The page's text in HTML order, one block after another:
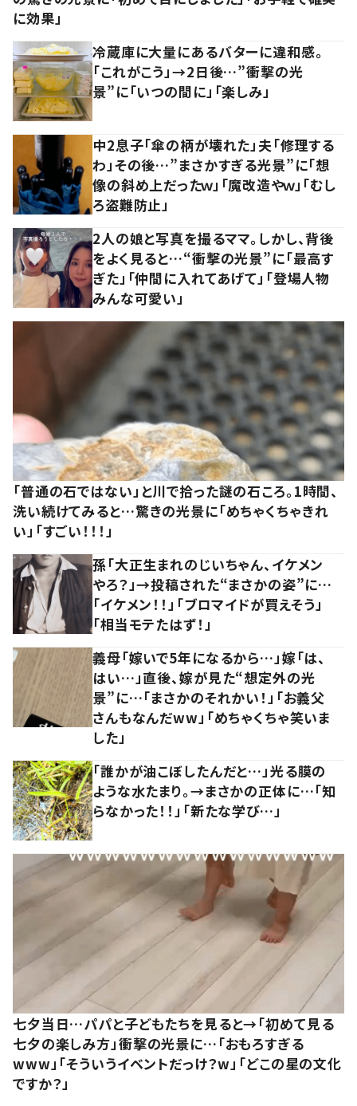
に効果」
冷蔵庫に大量にあるバターに違和感。
「これがこう」→2日後…”衝撃の光
景”に「いつの間に」「楽しみ」
中2息子「傘の柄が壊れた」夫「修理する
わ」その後…”まさかすぎる光景”に「想
像の斜め上だったｗ」「魔改造やｗ」「むし
ろ盗難防止」
2人の娘と写真を撮るママ。しかし、背後
をよく見ると…“衝撃の光景”に「最高す
ぎた」「仲間に入れてあげて」「登場人物
みんな可愛い」
「普通の石ではない」と川で拾った謎の石ころ。1時間、
洗い続けてみると…驚きの光景に「めちゃくちゃきれ
い」「すごい！！！」
孫「大正生まれのじいちゃん、イケメン
やろ？」→投稿された“まさかの姿”に…
「イケメン！！」「ブロマイドが買えそう」
「相当モテたはず！」
義母「嫁いで5年になるから…」嫁「は、
はい…」直後、嫁が見た“想定外の光
景”に…「まさかのそれかい！」「お義父
さんもなんだww」「めちゃくちゃ笑いま
した」
「誰かが油こぼしたんだと…」光る膜の
ような水たまり。→まさかの正体に…「知
らなかった！！」「新たな学び…」
七夕当日…パパと子どもたちを見ると→「初めて見る
七夕の楽しみ方」衝撃の光景に…「おもろすぎる
www」「そういうイベントだっけ？w」「どこの星の文化
ですか？」